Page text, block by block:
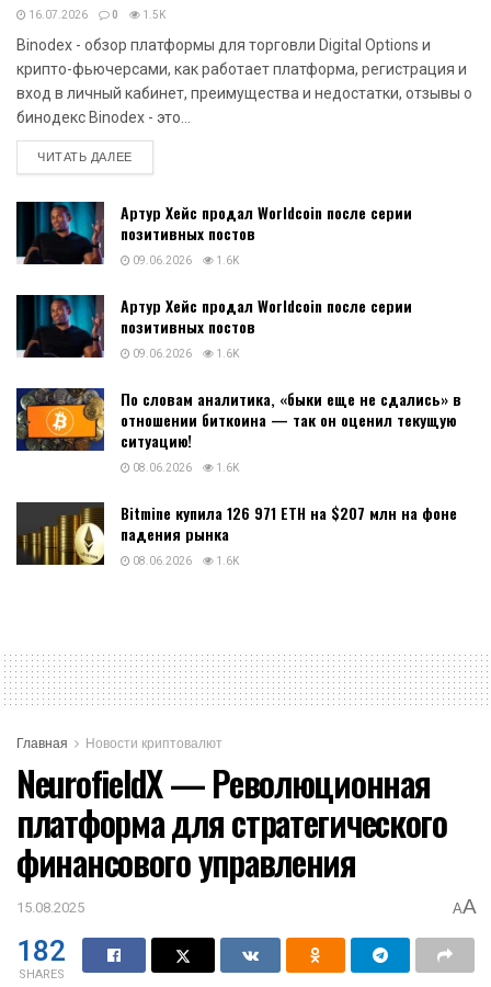
16.07.2026 0 1.5K
Binodex - обзор платформы для торговли Digital Options и
крипто-фьючерсами, как работает платформа, регистрация и
вход в личный кабинет, преимущества и недостатки, отзывы о
бинодекс Binodex - это...
ЧИТАТЬ ДАЛЕЕDETAILS
Артур Хейс продал Worldcoin после серии
позитивных постов
09.06.2026 1.6K
Артур Хейс продал Worldcoin после серии
позитивных постов
09.06.2026 1.6K
По словам аналитика, «быки еще не сдались» в
отношении биткоина — так он оценил текущую
ситуацию!
08.06.2026 1.6K
Bitmine купила 126 971 ETH на $207 млн на фоне
падения рынка
08.06.2026 1.6K
Главная Новости криптовалют
NeurofieldX — Революционная
платформа для стратегического
финансового управления
15.08.2025 AA
182
SHARES